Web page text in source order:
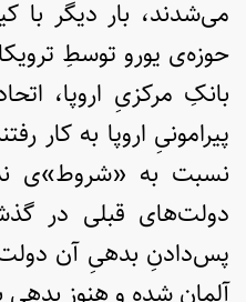
می‌شدند، بار دیگر با
حوزه‌ی یورو توسطِ
بانکِ مرکزیِ اروپا،
پیرامونیِ اروپا به کار
نسبت به «شروط»ی
دولت‌های قبلی در
پس‌دادنِ بدهیِ آن
آلمان شده و هنوز بدهی